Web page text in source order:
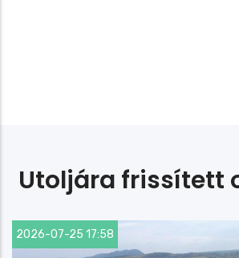
Utoljára frissített
2026-07-25 17:58